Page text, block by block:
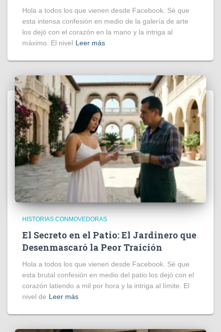
Hola a todos los que vienen desde Facebook. Sé que
esta intensa confesión en medio de la galería de arte
los dejó con el corazón en la mano y la intriga al
máximo. El nivel Leer más
HISTORIAS CONMOVEDORAS
El Secreto en el Patio: El Jardinero que
Desenmascaró la Peor Traición
Hola a todos los que vienen desde Facebook. Sé que
esta brutal confesión en medio del patio los dejó con el
corazón latiendo a mil por hora y la intriga al límite. El
nivel de Leer más